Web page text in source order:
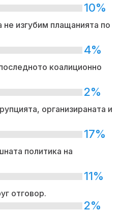
10%
изгубим плащанията по
4%
коалиционно
2%
организираната и
17%
политика на
11%
отговор.
2%